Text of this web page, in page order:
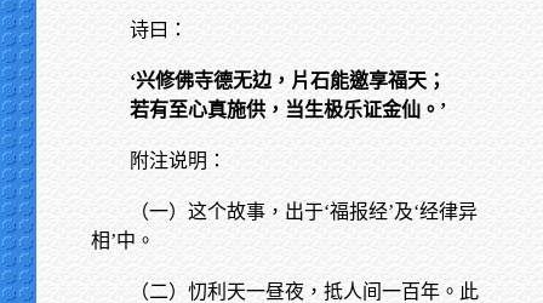
诗曰：
‘兴修佛寺德无边，片石能邀享福天；
若有至心真施供，当生极乐证金仙。’
附注说明：
（一）这个故事，出于‘福报经’及‘经律异
相’中。
（二）忉利天一昼夜，抵人间一百年。此